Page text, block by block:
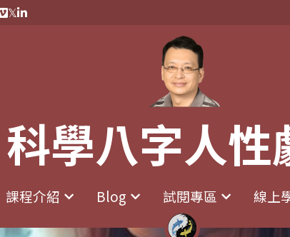
科學八字人性
課程介紹 Blog 試閱專區 線上
科學八字人性
課程介紹 Blog 試閱專區 線上